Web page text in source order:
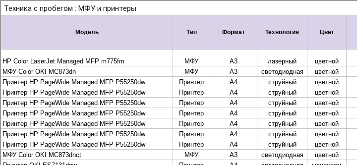
Рассчитать и заказать
Рассчитать и заказать
О компании
История Леком
Производители
Леком
Pantum
UTINET
G&G